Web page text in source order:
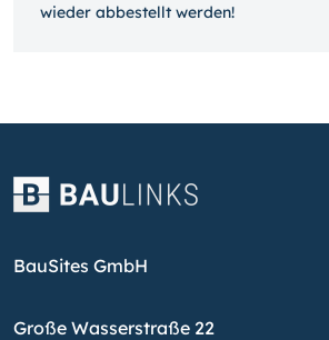
wieder ab­bestellt werden!
BauSites GmbH
Große Wasserstraße 22